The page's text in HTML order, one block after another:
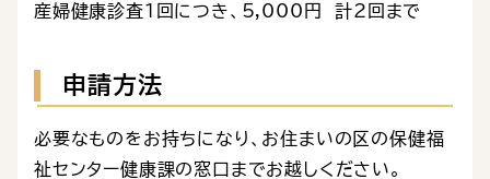
産婦健康診査１回につき、5,000円 計2回まで
申請方法
必要なものをお持ちになり、お住まいの区の保健福
祉センター健康課の窓口までお越しください。